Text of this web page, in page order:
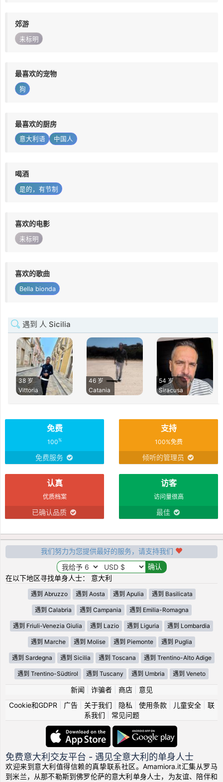
郊游
未标明
最喜欢的宠物
狗
最喜欢的厨房
意大利语 中国人
喝酒
是的，有节制
喜欢的电影
未标明
喜欢的歌曲
Bella bionda
遇到 人 Sicilia
38 岁
Vittoria
46 岁
Catania
54 岁
Siracusa
免费
100%
免费服务
支持
100%免费
倾听的管理员
认真
优质档案
已确认品质
访客
访问量很高
最佳
我们努力为您提供最好的服务，请支持我们
在以下地区寻找单身人士： 意大利
遇到 Abruzzo 遇到 Aosta 遇到 Apulia 遇到 Basilicata
遇到 Calabria 遇到 Campania 遇到 Emilia-Romagna
遇到 Friuli-Venezia Giulia 遇到 Lazio 遇到 Liguria 遇到 Lombardia
遇到 Marche 遇到 Molise 遇到 Piemonte 遇到 Puglia
遇到 Sardegna 遇到 Sicilia 遇到 Toscana 遇到 Trentino-Alto Adige
遇到 Trentino-Südtirol 遇到 Tuscany 遇到 Umbria 遇到 Veneto
新闻 诈骗者| 商店| 意见
Cookie和GDPR
广告| 关于我们 隐私 使用条款| 儿童安全| 联
系我们
常见问题
免费意大利交友平台 - 遇见全意大利的单身人士
欢迎来到意大利值得信赖的真挚联系社区。Amamiora.it汇集从罗马
到米兰，从那不勒斯到佛罗伦萨的意大利单身人士，为友谊、陪伴和